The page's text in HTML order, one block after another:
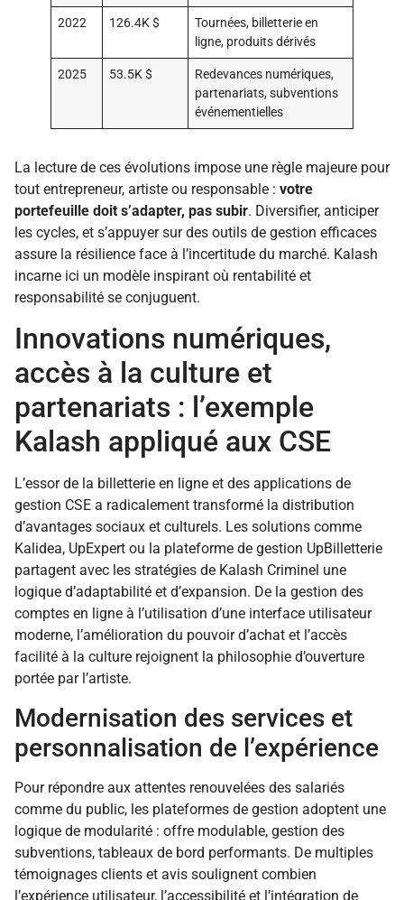
2022 126.4K $
Tournées, billetterie en
ligne, produits dérivés
2025 53.5K $
Redevances numériques,
partenariats, subventions
événementielles
La lecture de ces évolutions impose une règle majeure pour
tout entrepreneur, artiste ou responsable : votre
portefeuille doit s’adapter, pas subir. Diversifier, anticiper
les cycles, et s’appuyer sur des outils de gestion efficaces
assure la résilience face à l’incertitude du marché. Kalash
incarne ici un modèle inspirant où rentabilité et
responsabilité se conjuguent.
Innovations numériques,
accès à la culture et
partenariats : l’exemple
Kalash appliqué aux CSE
L’essor de la billetterie en ligne et des applications de
gestion CSE a radicalement transformé la distribution
d’avantages sociaux et culturels. Les solutions comme
Kalidea, UpExpert ou la plateforme de gestion UpBilletterie
partagent avec les stratégies de Kalash Criminel une
logique d’adaptabilité et d’expansion. De la gestion des
comptes en ligne à l’utilisation d’une interface utilisateur
moderne, l’amélioration du pouvoir d’achat et l’accès
facilité à la culture rejoignent la philosophie d’ouverture
portée par l’artiste.
Modernisation des services et
personnalisation de l’expérience
Pour répondre aux attentes renouvelées des salariés
comme du public, les plateformes de gestion adoptent une
logique de modularité : offre modulable, gestion des
subventions, tableaux de bord performants. De multiples
témoignages clients et avis soulignent combien
l’expérience utilisateur, l’accessibilité et l’intégration de